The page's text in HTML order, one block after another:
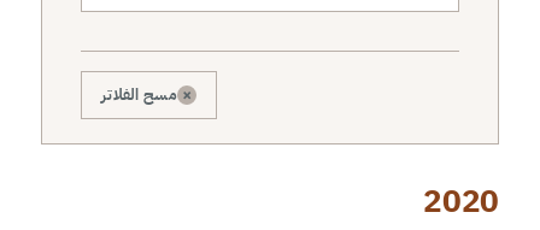
× مسح الفلاتر
2020